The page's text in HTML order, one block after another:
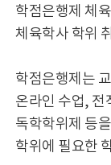
학점은행제 체
체육학사 학위
학점은행제는
온라인 수업, 전
독학학위제 등
학위에 필요한